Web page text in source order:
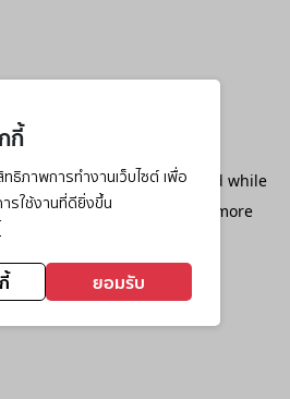
กี้
ธิภาพการทำงานเว็บไซต์ เพื่อ
รใช้งานที่ดียิ่งขึ้น
ยอมรับ
-side exception has occurred while
(see the browser console
for more